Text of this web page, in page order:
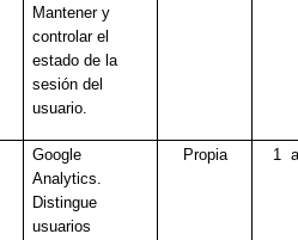
Mantener y
controlar el
estado de la
sesión del
usuario.
Google
Analytics.
Distingue
usuarios
Propia 1